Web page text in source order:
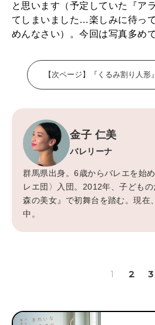
特集
2026年7月号「鎌倉 ローカルが 教え
2026年6月号「大銀座 トレンドが生
2026年5月号「“大好き”に
2026年4月号「未来をつくる
2025年12月号「お酒
MAGAZINE
と思います（予定していた『ア
てしまいました…楽しみに待っ
めんなさい）。今回は写真多め
【次ページ】『くるみ割り人形
金子 仁美
バレリーナ
群馬県出身。6歳からバレエを始
レエ団〉入団。2012年、子ども
森の美女』で初舞台を踏む。現在
中。
1 2 3